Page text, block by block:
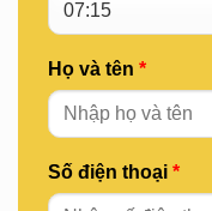
Họ và tên *
Số điện thoại *